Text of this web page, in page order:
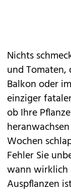
Nichts
undTomaten,
Balkon oder
einziger
ob Ihre
Wochen
Fehler Sie
wann wirklich
Auspflanzen